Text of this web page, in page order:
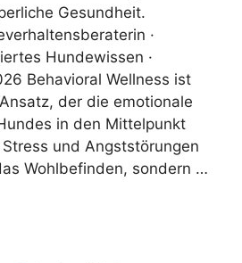
Gesundheit.
·
Hundewissen ·
Behavioral Wellness ist
der die emotionale
in den Mittelpunkt
und Angststörungen
Wohlbefinden, sondern …